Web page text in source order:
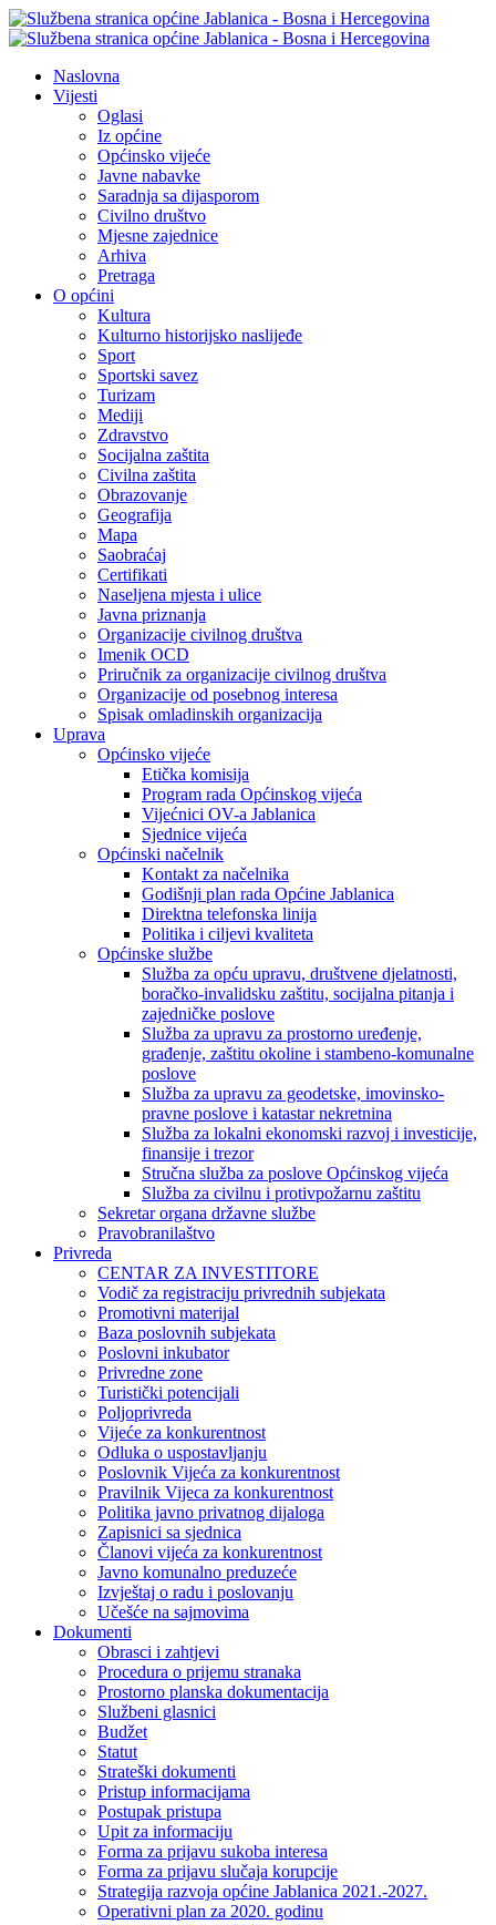
Naslovna
Vijesti
Oglasi
Iz općine
Općinsko vijeće
Javne nabavke
Saradnja sa dijasporom
Civilno društvo
Mjesne zajednice
Arhiva
Pretraga
O općini
Kultura
Kulturno historijsko naslijeđe
Sport
Sportski savez
Turizam
Mediji
Zdravstvo
Socijalna zaštita
Civilna zaštita
Obrazovanje
Geografija
Mapa
Saobraćaj
Certifikati
Naseljena mjesta i ulice
Javna priznanja
Organizacije civilnog društva
Imenik OCD
Priručnik za organizacije civilnog društva
Organizacije od posebnog interesa
Spisak omladinskih organizacija
Uprava
Općinsko vijeće
Etička komisija
Program rada Općinskog vijeća
Vijećnici OV-a Jablanica
Sjednice vijeća
Općinski načelnik
Kontakt za načelnika
Godišnji plan rada Općine Jablanica
Direktna telefonska linija
Politika i ciljevi kvaliteta
Općinske službe
Služba za opću upravu, društvene djelatnosti,
boračko-invalidsku zaštitu, socijalna pitanja i
zajedničke poslove
Služba za upravu za prostorno uređenje,
građenje, zaštitu okoline i stambeno-komunalne
poslove
Služba za upravu za geodetske, imovinsko-
pravne poslove i katastar nekretnina
Služba za lokalni ekonomski razvoj i investicije,
finansije i trezor
Stručna služba za poslove Općinskog vijeća
Služba za civilnu i protivpožarnu zaštitu
Sekretar organa državne službe
Pravobranilaštvo
Privreda
CENTAR ZA INVESTITORE
Vodič za registraciju privrednih subjekata
Promotivni materijal
Baza poslovnih subjekata
Poslovni inkubator
Privredne zone
Turistički potencijali
Poljoprivreda
Vijeće za konkurentnost
Odluka o uspostavljanju
Poslovnik Vijeća za konkurentnost
Pravilnik Vijeca za konkurentnost
Politika javno privatnog dijaloga
Zapisnici sa sjednica
Članovi vijeća za konkurentnost
Javno komunalno preduzeće
Izvještaj o radu i poslovanju
Učešće na sajmovima
Dokumenti
Obrasci i zahtjevi
Procedura o prijemu stranaka
Prostorno planska dokumentacija
Službeni glasnici
Budžet
Statut
Strateški dokumenti
Pristup informacijama
Postupak pristupa
Upit za informaciju
Forma za prijavu sukoba interesa
Forma za prijavu slučaja korupcije
Strategija razvoja općine Jablanica 2021.-2027.
Operativni plan za 2020. godinu